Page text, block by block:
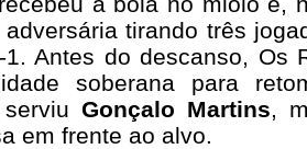
tirando três
Antes do descanso, Os
soberana para
serviu Gonçalo Martins,
em frente ao alvo.